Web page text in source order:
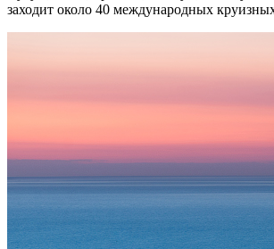
заходит около 40 международных